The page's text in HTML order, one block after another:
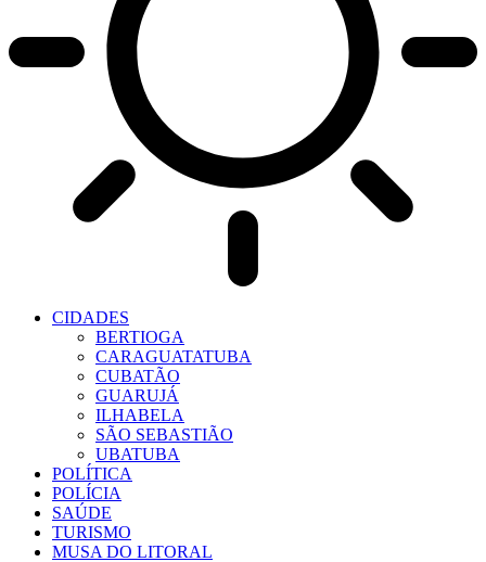
CIDADES
BERTIOGA
CARAGUATATUBA
CUBATÃO
GUARUJÁ
ILHABELA
SÃO SEBASTIÃO
UBATUBA
POLÍTICA
POLÍCIA
SAÚDE
TURISMO
MUSA DO LITORAL